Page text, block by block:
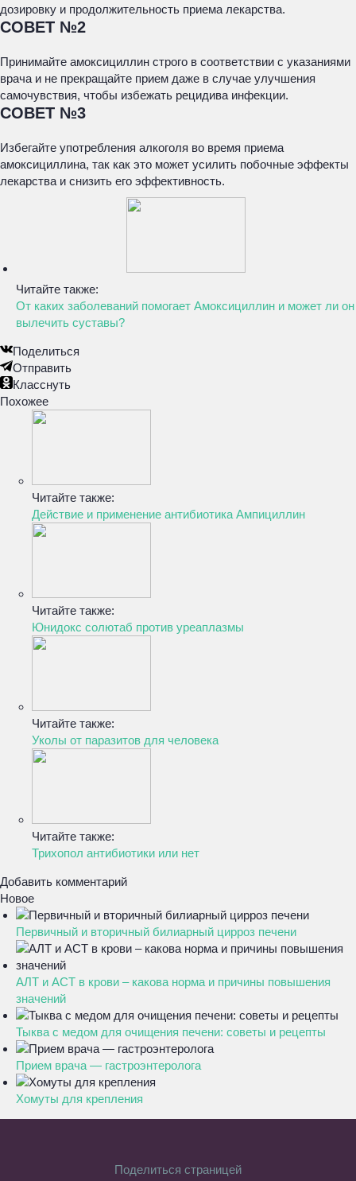
дозировку и продолжительность приема лекарства.
СОВЕТ №2
Принимайте амоксициллин строго в соответствии с указаниями
врача и не прекращайте прием даже в случае улучшения
самочувствия, чтобы избежать рецидива инфекции.
СОВЕТ №3
Избегайте употребления алкоголя во время приема
амоксициллина, так как это может усилить побочные эффекты
лекарства и снизить его эффективность.
Читайте также:
От каких заболеваний помогает Амоксициллин и может ли он
вылечить суставы?
Поделиться
Отправить
Класснуть
Похожее
Читайте также:
Действие и применение антибиотика Ампициллин
Читайте также:
Юнидокс солютаб против уреаплазмы
Читайте также:
Уколы от паразитов для человека
Читайте также:
Трихопол антибиотики или нет
Добавить комментарий
Новое
Первичный и вторичный билиарный цирроз печени
АЛТ и АСТ в крови – какова норма и причины повышения
значений
Тыква с медом для очищения печени: советы и рецепты
Прием врача — гастроэнтеролога
Хомуты для крепления
Поделиться страницей